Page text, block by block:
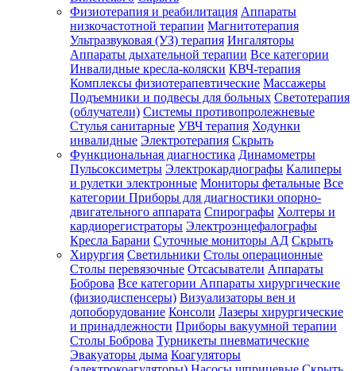
Физиотерапия и реабилитация Аппараты
низкочастотной терапии Магнитотерапия
Ультразвуковая (УЗ) терапия Ингаляторы
Аппараты дыхательной терапии Все категории
Инвалидные кресла-коляски КВЧ-терапия
Комплексы физиотерапевтические Массажеры
Подъемники и подвесы для больных Светотерапия
(облучатели) Системы противопролежневые
Стулья санитарные УВЧ терапия Ходунки
инвалидные Электротерапия Скрыть
Функциональная диагностика Динамометры
Пульсоксиметры Электрокардиографы Калиперы
и рулетки электронные Мониторы фетальные Все
категории Приборы для диагностики опорно-
двигательного аппарата Спирографы Холтеры и
кардиорегистраторы Электроэнцефалографы
Кресла Барани Суточные мониторы АД Скрыть
Хирургия Светильники Столы операционные
Столы перевязочные Отсасыватели Аппараты
Боброва Все категории Аппараты хирургические
(физиодиспенсеры) Визуализаторы вен и
допоборудование Консоли Лазеры хирургические
и принадлежности Приборы вакуумной терапии
Столы Боброва Турникеты пневматические
Эвакуаторы дыма Коагуляторы